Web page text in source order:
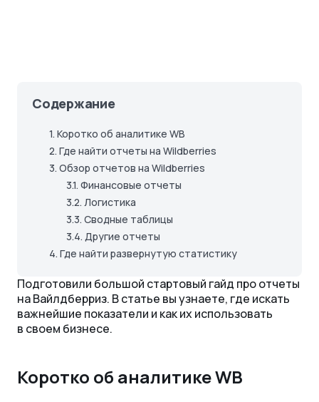
Содержание
1. Коротко об аналитике WB
2. Где найти отчеты на Wildberries
3. Обзор отчетов на Wildberries
3.1. Финансовые отчеты
3.2. Логистика
3.3. Сводные таблицы
3.4. Другие отчеты
4. Где найти развернутую статистику
Подготовили большой стартовый гайд про отчеты
на Вайлдберриз. В статье вы узнаете, где искать
важнейшие показатели и как их использовать
в своем бизнесе.
Коротко об аналитике WB